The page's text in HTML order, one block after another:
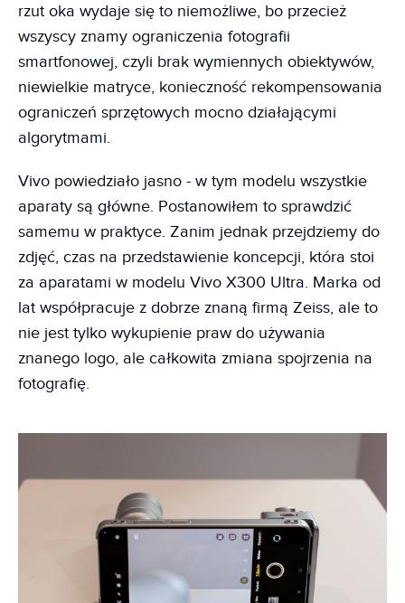
rzut oka wydaje się to niemożliwe, bo przecież
wszyscy znamy ograniczenia fotografii
smartfonowej, czyli brak wymiennych obiektywów,
niewielkie matryce, konieczność rekompensowania
ograniczeń sprzętowych mocno działającymi
algorytmami.
Vivo powiedziało jasno - w tym modelu wszystkie
aparaty są główne. Postanowiłem to sprawdzić
samemu w praktyce. Zanim jednak przejdziemy do
zdjęć, czas na przedstawienie koncepcji, która stoi
za aparatami w modelu Vivo X300 Ultra. Marka od
lat współpracuje z dobrze znaną firmą Zeiss, ale to
nie jest tylko wykupienie praw do używania
znanego logo, ale całkowita zmiana spojrzenia na
fotografię.